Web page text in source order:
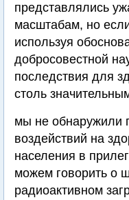
представлялись
масштабам, но
используя
добросовестной
последствия для
столь
мы не обнаружили
воздействий на
населения в
можем говорить о
радиоактивном